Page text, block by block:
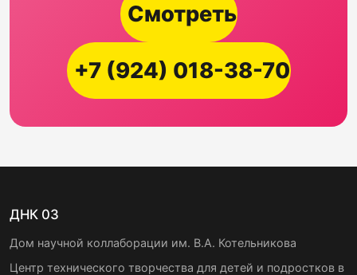
Смотреть
+7 (924) 018-38-70
ДНК 03
Дом научной коллаборации им. В.А. Котельникова
Центр технического творчества для детей и подростков в